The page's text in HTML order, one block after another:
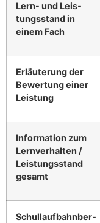
Lern- und Leis­
tungs­stand in
einem Fach
Erläuterung der
Bew­er­tung ein­er
Leis­tung
Infor­ma­tion zum
Lern­ver­hal­ten /
Leis­tungs­stand
gesamt
Schul­lauf­bahn­ber­